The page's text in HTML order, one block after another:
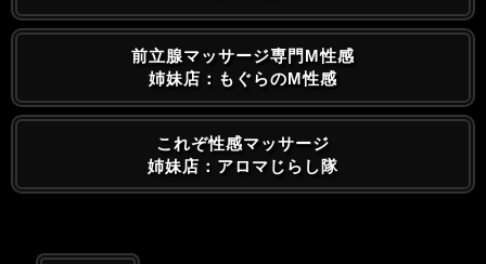
前立腺マッサージ専門M性感
姉妹店：もぐらのM性感
これぞ性感マッサージ
姉妹店：アロマじらし隊